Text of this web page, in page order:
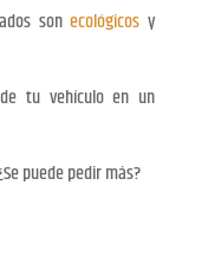
sonecológicos y
tu vehículo en un
puede pedir más?